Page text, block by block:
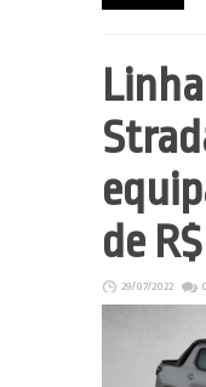
de
29/07/2022 0